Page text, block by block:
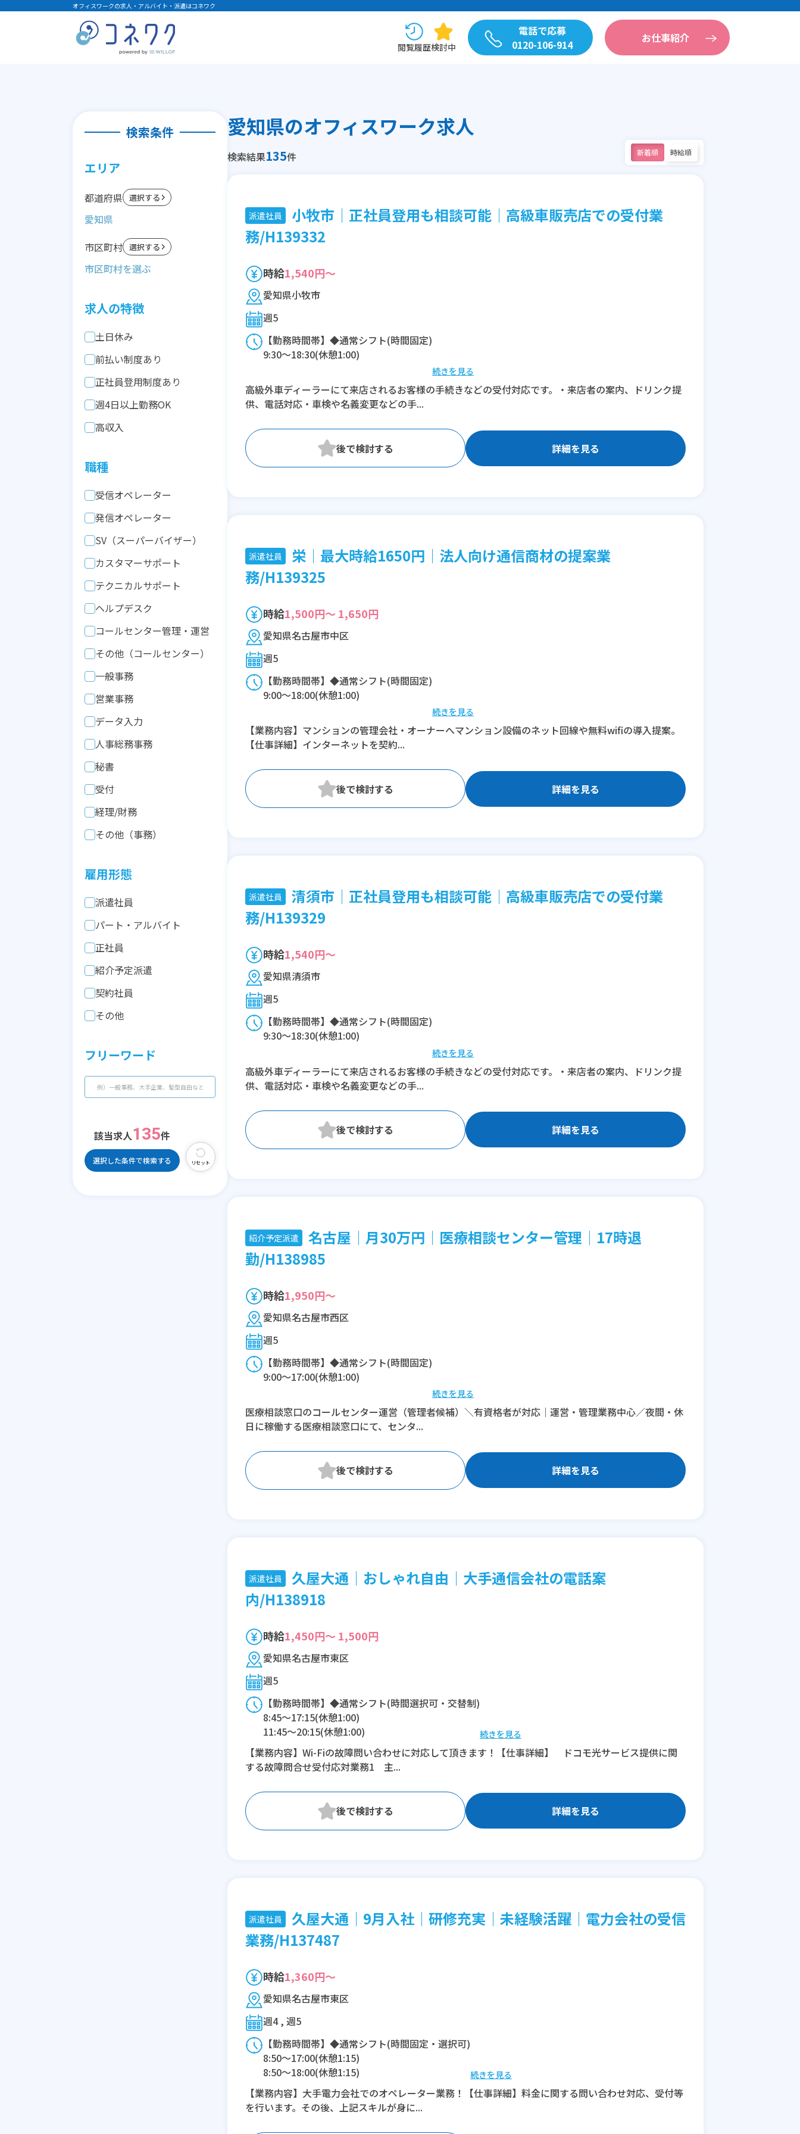
オフィスワークの求人・アルバイト・派遣はコネワク
閲覧履歴検討中
電話で応募
0120-106-914
お仕事紹介
検索条件
エリア
都道府県 選択する
愛知県
市区町村 選択する
求人の特徴
土日休み
前払い制度あり
正社員登用制度あり
週4日以上勤務OK
高収入
職種
受信オペレーター
発信オペレーター
SV（スーパーバイザー）
カスタマーサポート
テクニカルサポート
ヘルプデスク
コールセンター管理・運営
その他（コールセンター）
一般事務
営業事務
データ入力
人事総務事務
秘書
受付
経理/財務
その他（事務）
雇用形態
派遣社員
パート・アルバイト
正社員
紹介予定派遣
契約社員
その他
フリーワード
該当求人135件
選択した条件で検索する リセット
愛知県のオフィスワーク求人
検索結果135件 新着順 時給順
派遣社員
小牧市│正社員登用も相談可能│高級車販売店での受付業
務/H139332
時給1,540円～
愛知県小牧市
週5
【勤務時間帯】◆通常シフト(時間固定)
9:30〜18:30(休憩1:00)
※残業：0〜10時間程度/月
続きを見る
高級外車ディーラーにて来店されるお客様の手続きなどの受付対応です。・来店者の案内、ドリンク提
供、電話対応・車検や名義変更などの手...
詳細を見る
派遣社員
栄│最大時給1650円│法人向け通信商材の提案業
務/H139325
時給1,500円～ 1,650円
愛知県名古屋市中区
週5
【勤務時間帯】◆通常シフト(時間固定)
9:00〜18:00(休憩1:00)
※残業：0〜10時間程度/月
続きを見る
【業務内容】マンションの管理会社・オーナーへマンション設備のネット回線や無料wifiの導入提案。
【仕事詳細】インターネットを契約...
詳細を見る
派遣社員
清須市│正社員登用も相談可能│高級車販売店での受付業
務/H139329
時給1,540円～
愛知県清須市
週5
【勤務時間帯】◆通常シフト(時間固定)
9:30〜18:30(休憩1:00)
※残業：0〜10時間程度/月
続きを見る
高級外車ディーラーにて来店されるお客様の手続きなどの受付対応です。・来店者の案内、ドリンク提
供、電話対応・車検や名義変更などの手...
詳細を見る
紹介予定派遣
名古屋│月30万円│医療相談センター管理│17時退
勤/H138985
時給1,950円～
愛知県名古屋市西区
週5
【勤務時間帯】◆通常シフト(時間固定)
9:00〜17:00(休憩1:00)
※残業：5〜10時間程度/月
続きを見る
医療相談窓口のコールセンター運営（管理者候補）＼有資格者が対応｜運営・管理業務中心／夜間・休
日に稼働する医療相談窓口にて、センタ...
詳細を見る
派遣社員
久屋大通│おしゃれ自由│大手通信会社の電話案
内/H138918
時給1,450円～ 1,500円
愛知県名古屋市東区
週5
【勤務時間帯】◆通常シフト(時間選択可・交替制)
8:45〜17:15(休憩1:00)
11:45〜20:15(休憩1:00)
※残業：5〜10時間程度/月
続きを見る
【業務内容】Wi-Fiの故障問い合わせに対応して頂きます！【仕事詳細】 ドコモ光サービス提供に関
する故障問合せ受付応対業務1 主...
詳細を見る
派遣社員
久屋大通│9月入社│研修充実│未経験活躍│電力会社の受信
業務/H137487
時給1,360円～
愛知県名古屋市東区
週4 , 週5
【勤務時間帯】◆通常シフト(時間固定・選択可)
8:50〜17:00(休憩1:15)
8:50〜18:00(休憩1:15)
9:50〜18:00(休憩1:15)
9:50〜19:00(休憩1:15)
※残業：0〜5時間程度/月
続きを見る
【業務内容】大手電力会社でのオペレーター業務！【仕事詳細】料金に関する問い合わせ対応、受付等
を行います。その後、上記スキルが身に...